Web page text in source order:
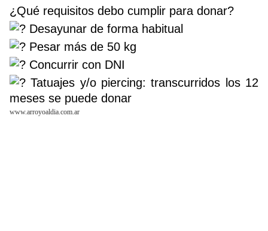
¿Qué requisitos debo cumplir para donar?
Desayunar de forma habitual
Pesar más de 50 kg
Concurrir con DNI
Tatuajes y/o piercing: transcurridos los 12
meses se puede donar
www.arroyoaldia.com.ar